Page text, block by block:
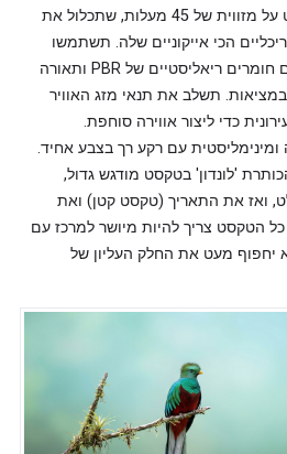
ואיזומטרית של לונדון, במבט על מזווית של 45 מעלות, שתכלול את
הכי אייקוניים שלה. תשתמשו
במרקמים רכים ומעודנים עם חומרים ריאליסטיים של PBR ותאורה
תשלב את תנאי מזג האוויר
כדי ליצור אווירה סוחפת.
ומינימליסטית עם רקע רך בצבע אחיד.
'לונדון' בטקסט מודגש גדול,
ואז את התאריך (טקסט קטן) ואת
הטקסט צריך להיות מיושר למרכז עם
יחפוף מעט את החלק העליון של